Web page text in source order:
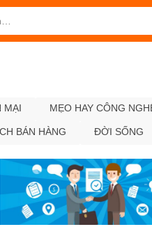
MẠI MẸO HAY CÔNG
BÁN HÀNG ĐỜI SỐNG